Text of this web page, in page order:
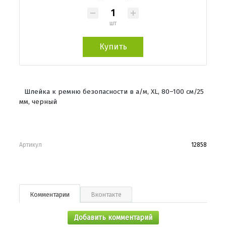
шт
Купить
Шлейка к ремню безопасности в а/м, XL, 80–100 см/25
мм, черный
Артикул 12858
Комментарии Вконтакте
Добавить комментарий